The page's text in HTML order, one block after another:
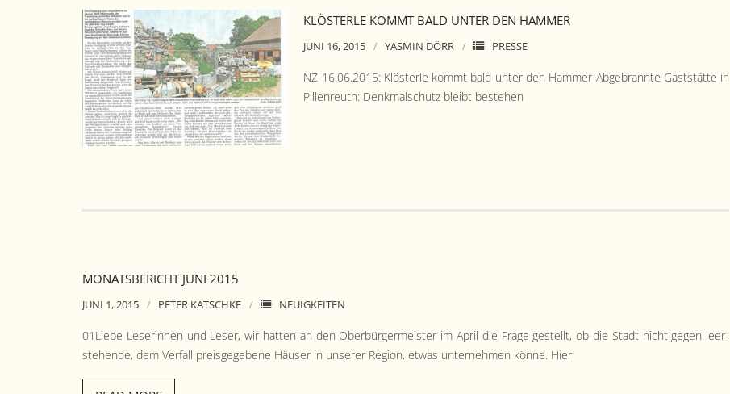
KLÖSTERLE KOMMT BALD UNTER DEN HAMMER
JUNI 16, 2015 YASMIN DÖRR PRESSE
NZ 16.06.2015: Klöster­le kommt bald unter den Ham­mer Abge­bran­nte Gast­stätte in
Pil­len­reuth: Denkmalschutz bleibt bestehen
MONATSBERICHT JUNI 2015
JUNI 1, 2015 PETER KATSCHKE NEUIGKEITEN
01Liebe Leserin­nen und Leser, wir hat­ten an den Ober­bürg­er­meis­ter im April die Frage gestellt, ob die Stadt nicht gegen leer­
ste­hende, dem Ver­fall preis­gegebene Häuser in unser­er Region, etwas unternehmen könne. Hier